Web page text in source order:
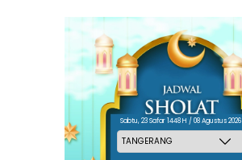
Sabtu, 23 Safar 1448 H / 08 Agustus 2026